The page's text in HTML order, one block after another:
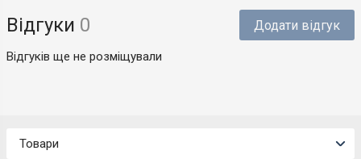
Відгуки 0 Додати відгук
Відгуків ще не розміщували
Товари